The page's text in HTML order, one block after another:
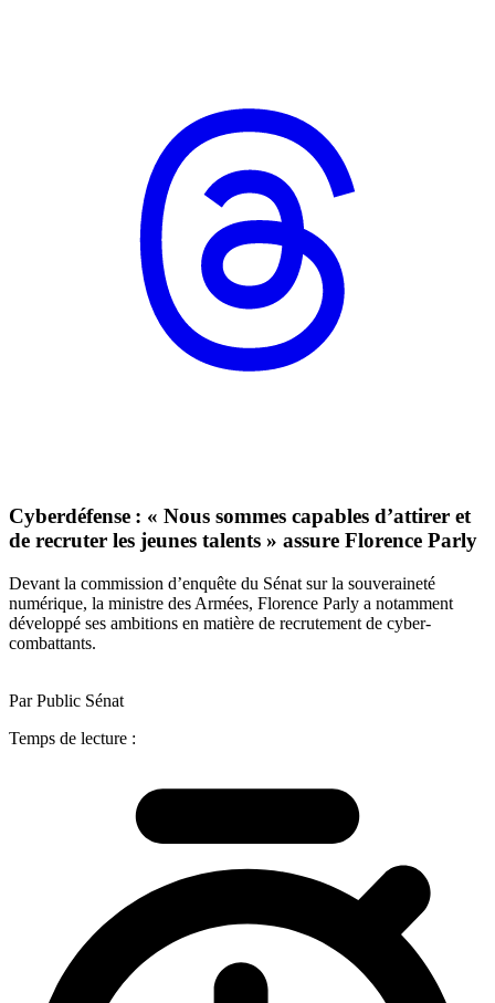
Cyberdéfense : « Nous sommes capables d’attirer et
de recruter les jeunes talents » assure Florence Parly
Devant la commission d’enquête du Sénat sur la souveraineté
numérique, la ministre des Armées, Florence Parly a notamment
développé ses ambitions en matière de recrutement de cyber-
combattants.
Par Public Sénat
Temps de lecture :